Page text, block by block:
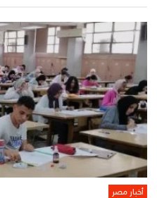
أخبار مصر